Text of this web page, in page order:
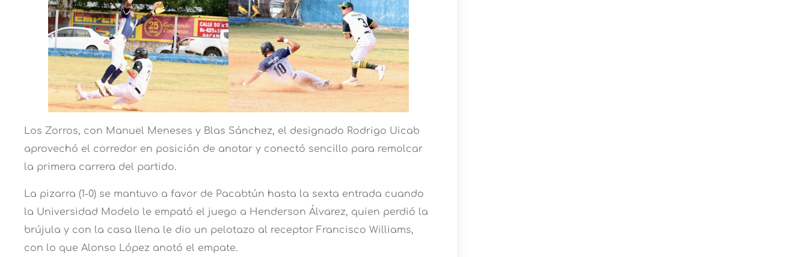
Los Zorros, con Manuel Meneses y Blas Sánchez, el designado Rodrigo Uicab
aprovechó el corredor en posición de anotar y conectó sencillo para remolcar
la primera carrera del partido.
La pizarra (1-0) se mantuvo a favor de Pacabtún hasta la sexta entrada cuando
la Universidad Modelo le empató el juego a Henderson Álvarez, quien perdió la
brújula y con la casa llena le dio un pelotazo al receptor Francisco Williams,
con lo que Alonso López anotó el empate.